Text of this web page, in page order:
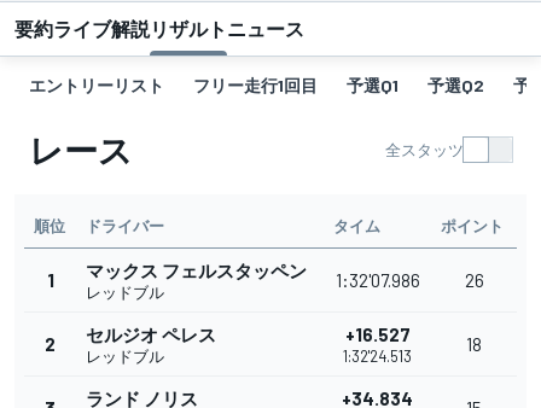
要約ライブ解説リザルト ニュース
エントリーリスト フリー走行1回目 予選Q1 予選Q2 予
レース 全スタッツ
順位 ドライバー タイム ポイント
1 マックス フェルスタッペン
レッドブル
1:32'07.986 26
2 セルジオ ペレス
レッドブル
+16.527
1:32'24.513
18
ランド ノリス +34.834